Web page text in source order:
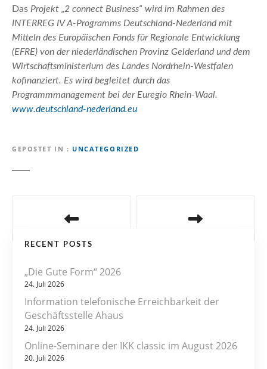
Das Projekt „2 connect Business“ wird im Rahmen des
INTERREG IV A-Programms Deutschland-Nederland mit
Mitteln des Europäischen Fonds für Regionale Entwicklung
(EFRE) von der niederländischen Provinz Gelderland und dem
Wirtschaftsministerium des Landes Nordrhein-Westfalen
kofinanziert. Es wird begleitet durch das
Programmmanagement bei der Euregio Rhein-Waal.
www.deutschland-nederland.eu
GEPOSTET IN UNCATEGORIZED
RECENT POSTS
„Die Gute Form“ 2026
24. Juli 2026
Information telefonische Erreichbarkeit der
Geschäftsstelle Ahaus
24. Juli 2026
Online-Seminare der IKK classic im August 2026
20. Juli 2026